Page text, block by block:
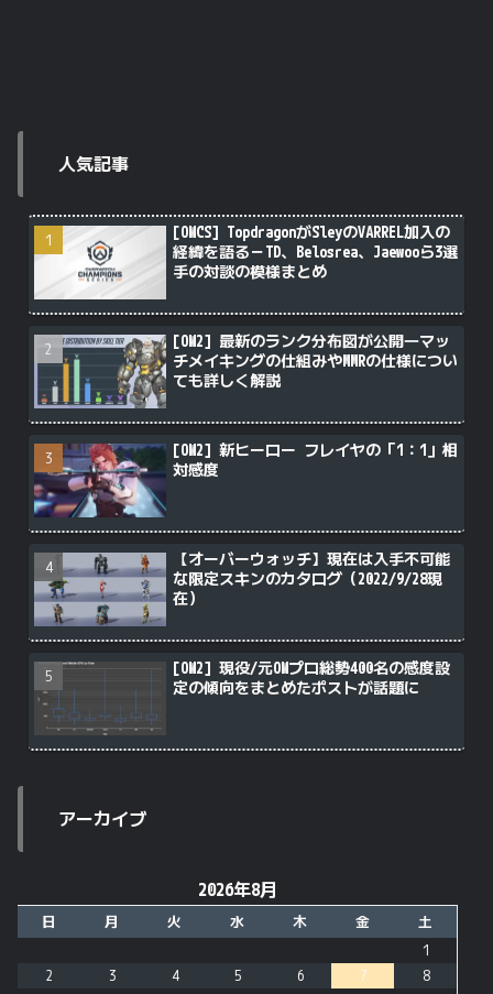
人気記事
[OWCS] TopdragonがSleyのVARREL加入の
経緯を語る－TD、Belosrea、Jaewooら3選
手の対談の模様まとめ
[OW2] 最新のランク分布図が公開―マッ
チメイキングの仕組みやMMRの仕様につい
ても詳しく解説
[OW2] 新ヒーロー フレイヤの「1：1」相
対感度
【オーバーウォッチ】現在は入手不可能
な限定スキンのカタログ（2022/9/28現
在）
[OW2] 現役/元OWプロ総勢400名の感度設
定の傾向をまとめたポストが話題に
アーカイブ
2026年8月
日 月 火 水 木 金
土
1
2
3 4 5 6 7
8